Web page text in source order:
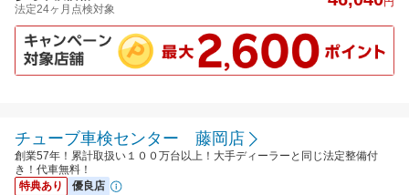
法定24ヶ月点検対象
チューブ車検センター 藤岡店
創業57年！累計取扱い１００万台以上！大手ディーラーと同じ法定整備付
き！代車無料！
特典あり
優良店